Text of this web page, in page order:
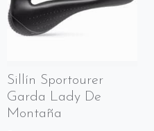
Sillín Sportourer
Garda Lady De
Montaña